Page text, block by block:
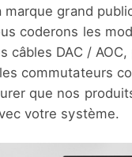
marque grand
coderons les
câbles DAC / AOC,
commutateurs
que nos
votre système.